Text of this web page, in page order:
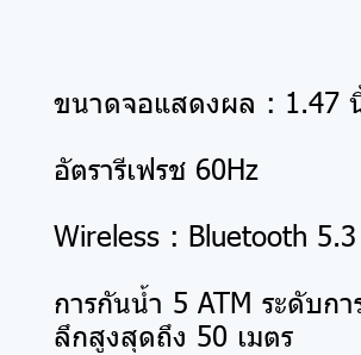
ขนาดจอแสดงผล : 1.47
อัตรารีเฟรช 60Hz
Wireless : Bluetooth 5.3
การกันน้ำ 5 ATM ระดับก
ลึกสูงสุดถึง 50 เมตร